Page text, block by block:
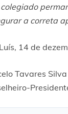
colegiado
a correta
14 de
Tavares Silva